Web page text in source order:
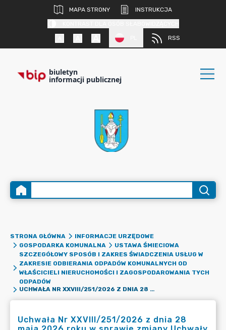
MAPA STRONY
INSTRUKCJA
RSS
biuletyn
informacji publicznej
STRONA GŁÓWNA
INFORMACJE URZĘDOWE
GOSPODARKA KOMUNALNA
USTAWA ŚMIECIOWA
SZCZEGÓŁOWY SPOSÓB I ZAKRES ŚWIADCZENIA USŁUG W
ZAKRESIE ODBIERANIA ODPADÓW KOMUNALNYCH OD
WŁAŚCICIELI NIERUCHOMOŚCI I ZAGOSPODAROWANIA TYCH
ODPADÓW
UCHWAŁA NR XXVIII/251/2026 Z DNIA 28 MAJA 2026 ROKU W SPRAWIE ZMIANY UCHWAŁY NR XXIII/248/2020 RADY MIASTA RADZIONKÓW Z DNIA 10 GRUDNIA 2020 R. W SPRAWIE SZCZEGÓŁOWEGO SPOSOBU I ZAKRESU ŚWIADCZENIA USŁUG W ZAKRESIE ODBIERANIA ODPADÓW KOMUNALNYCH OD WŁAŚCICIELI NIERUCHOMOŚCI I ZAGOSPODAROWANIA TYCH ODPADÓW
Uchwała Nr XXVIII/251/2026 z dnia 28